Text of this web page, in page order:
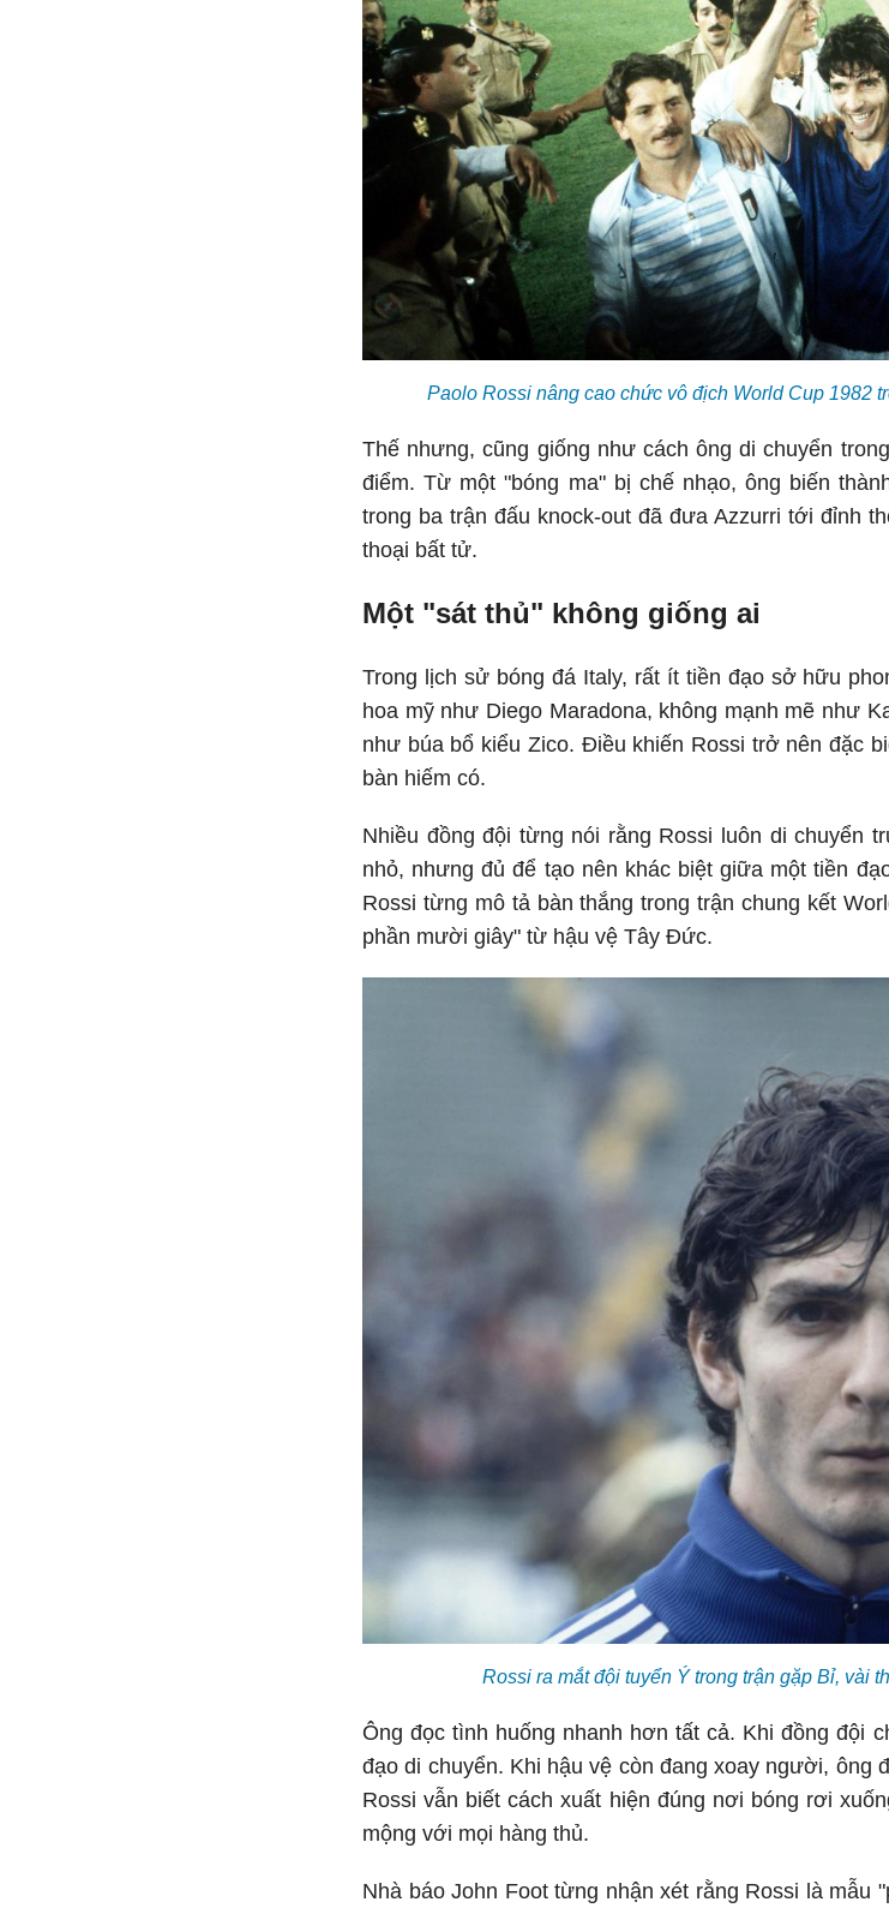
Paolo Rossi nâng cao chức vô địch World Cup 1982
Thế nhưng, cũng giống như cách ông di chuyển
điểm. Từ một "bóng ma" bị chế nhạo, ông biến
trong ba trận đấu knock-out đã đưa Azzurri tới đỉnh
thoại bất tử.
Một "sát thủ" không giống ai
Trong lịch sử bóng đá Italy, rất ít tiền đạo sở hữu
hoa mỹ như Diego Maradona, không mạnh mẽ như
như búa bổ kiểu Zico. Điều khiến Rossi trở nên đặc
bàn hiếm có.
Nhiều đồng đội từng nói rằng Rossi luôn di chuyển
nhỏ, nhưng đủ để tạo nên khác biệt giữa một tiền
Rossi từng mô tả bàn thắng trong trận chung kết
phần mười giây" từ hậu vệ Tây Đức.
Rossi ra mắt đội tuyển Ý trong trận gặp Bỉ, vài
Ông đọc tình huống nhanh hơn tất cả. Khi đồng đội
đạo di chuyển. Khi hậu vệ còn đang xoay người, ông
Rossi vẫn biết cách xuất hiện đúng nơi bóng rơi
mộng với mọi hàng thủ.
Nhà báo John Foot từng nhận xét rằng Rossi là mẫu